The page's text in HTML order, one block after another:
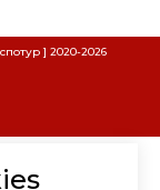
] 2020-2026